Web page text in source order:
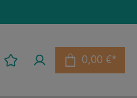
0,00 €*